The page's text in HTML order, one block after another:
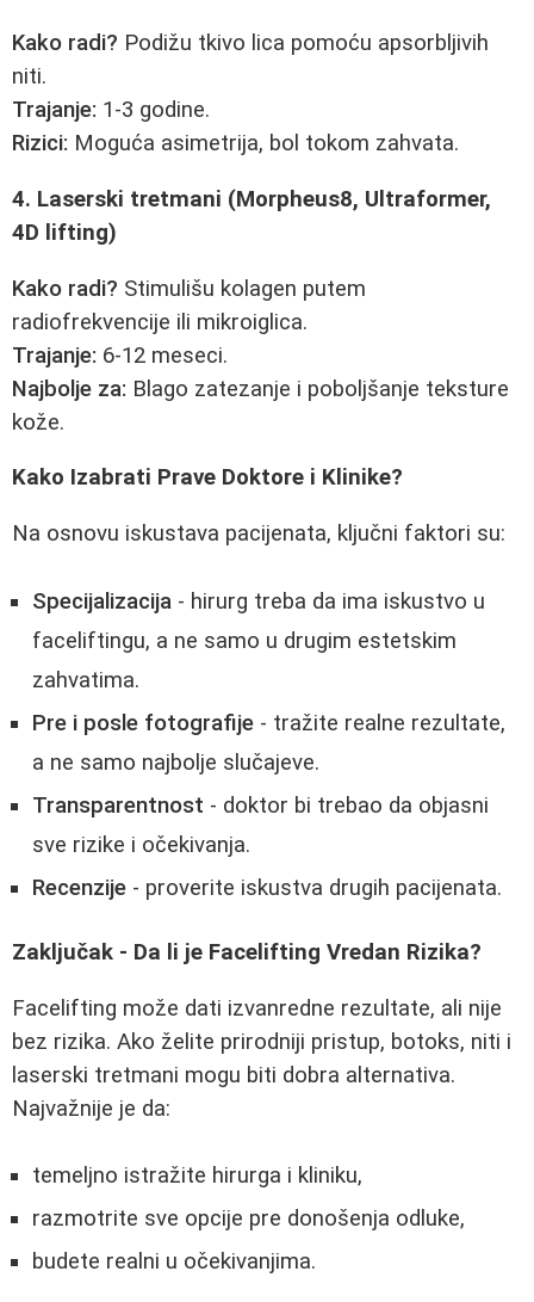
Kako radi? Podižu tkivo lica pomoću apsorbljivih
niti.
Trajanje: 1-3 godine.
Rizici: Moguća asimetrija, bol tokom zahvata.
4. Laserski tretmani (Morpheus8, Ultraformer,
4D lifting)
Kako radi? Stimulišu kolagen putem
radiofrekvencije ili mikroiglica.
Trajanje: 6-12 meseci.
Najbolje za: Blago zatezanje i poboljšanje teksture
kože.
Kako Izabrati Prave Doktore i Klinike?
Na osnovu iskustava pacijenata, ključni faktori su:
Specijalizacija - hirurg treba da ima iskustvo u
faceliftingu, a ne samo u drugim estetskim
zahvatima.
Pre i posle fotografije - tražite realne rezultate,
a ne samo najbolje slučajeve.
Transparentnost - doktor bi trebao da objasni
sve rizike i očekivanja.
Recenzije - proverite iskustva drugih pacijenata.
Zaključak - Da li je Facelifting Vredan Rizika?
Facelifting može dati izvanredne rezultate, ali nije
bez rizika. Ako želite prirodniji pristup, botoks, niti i
laserski tretmani mogu biti dobra alternativa.
Najvažnije je da:
temeljno istražite hirurga i kliniku,
razmotrite sve opcije pre donošenja odluke,
budete realni u očekivanjima.